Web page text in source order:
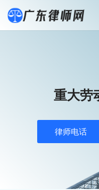
重大劳
律师电话